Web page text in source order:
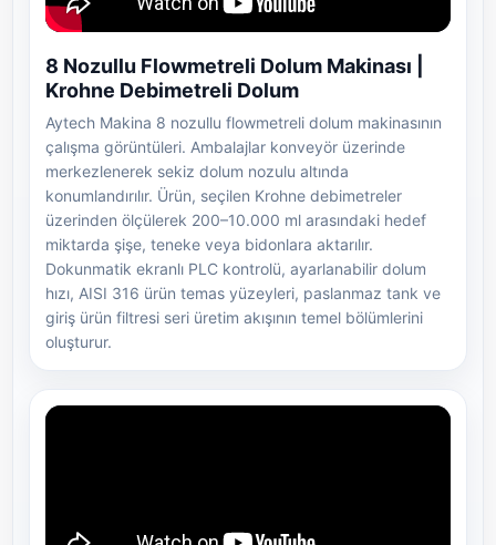
8 Nozullu Flowmetreli Dolum Makinası |
Krohne Debimetreli Dolum
Aytech Makina 8 nozullu flowmetreli dolum makinasının
çalışma görüntüleri. Ambalajlar konveyör üzerinde
merkezlenerek sekiz dolum nozulu altında
konumlandırılır. Ürün, seçilen Krohne debimetreler
üzerinden ölçülerek 200–10.000 ml arasındaki hedef
miktarda şişe, teneke veya bidonlara aktarılır.
Dokunmatik ekranlı PLC kontrolü, ayarlanabilir dolum
hızı, AISI 316 ürün temas yüzeyleri, paslanmaz tank ve
giriş ürün filtresi seri üretim akışının temel bölümlerini
oluşturur.